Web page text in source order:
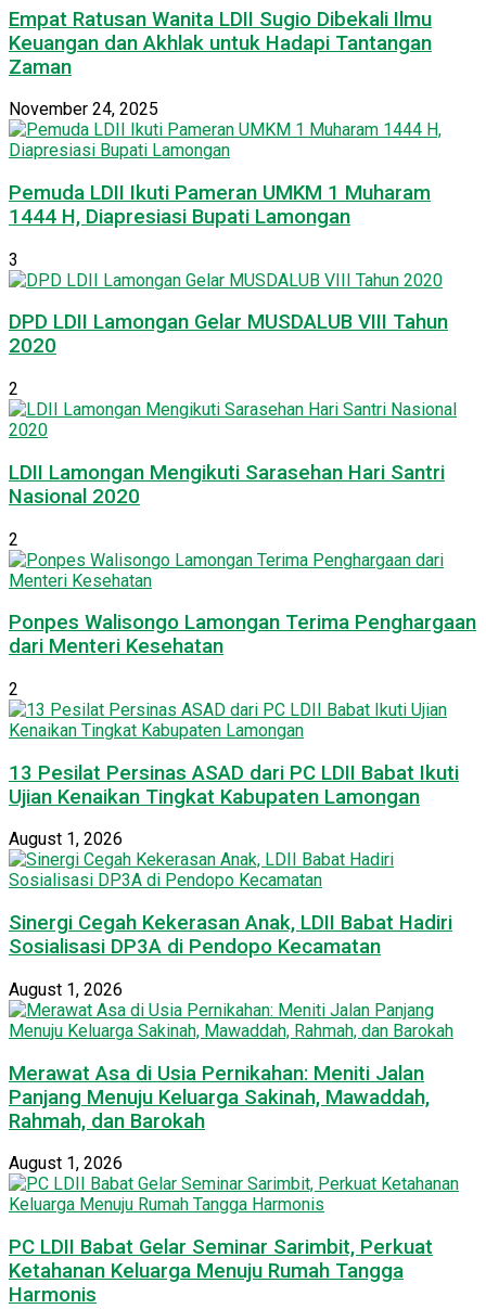
Empat Ratusan Wanita LDII Sugio Dibekali Ilmu
Keuangan dan Akhlak untuk Hadapi Tantangan
Zaman
November 24, 2025
Pemuda LDII Ikuti Pameran UMKM 1 Muharam
1444 H, Diapresiasi Bupati Lamongan
3
DPD LDII Lamongan Gelar MUSDALUB VIII Tahun
2020
2
LDII Lamongan Mengikuti Sarasehan Hari Santri
Nasional 2020
2
Ponpes Walisongo Lamongan Terima Penghargaan
dari Menteri Kesehatan
2
13 Pesilat Persinas ASAD dari PC LDII Babat Ikuti
Ujian Kenaikan Tingkat Kabupaten Lamongan
August 1, 2026
Sinergi Cegah Kekerasan Anak, LDII Babat Hadiri
Sosialisasi DP3A di Pendopo Kecamatan
August 1, 2026
Merawat Asa di Usia Pernikahan: Meniti Jalan
Panjang Menuju Keluarga Sakinah, Mawaddah,
Rahmah, dan Barokah
August 1, 2026
PC LDII Babat Gelar Seminar Sarimbit, Perkuat
Ketahanan Keluarga Menuju Rumah Tangga
Harmonis